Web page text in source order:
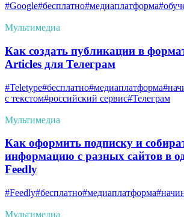
#Google#бесплатно#медиаплатформа
Мультимедиа
Как создать публикации в
Articles для Телеграм
#Teletype#бесплатно#медиаплатформа
с текстом#российский сервис#Телеграм
Мультимедиа
Как оформить подписку и
информацию с разных сайтов в
Feedly
#Feedly#бесплатно#медиаплатформа
Мультимедиа